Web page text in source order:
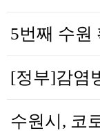
5번째 수원
수원시, 코